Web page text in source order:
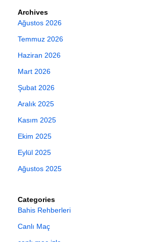
Archives
Ağustos 2026
Temmuz 2026
Haziran 2026
Mart 2026
Şubat 2026
Aralık 2025
Kasım 2025
Ekim 2025
Eylül 2025
Ağustos 2025
Categories
Bahis Rehberleri
Canlı Maç